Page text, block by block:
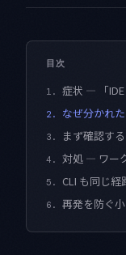
目次
1. 症状 — 「IDE
2. なぜ分かれ
3. まず確認す
4. 対処 — ワー
5. CLI も同じ経
6. 再発を防ぐ